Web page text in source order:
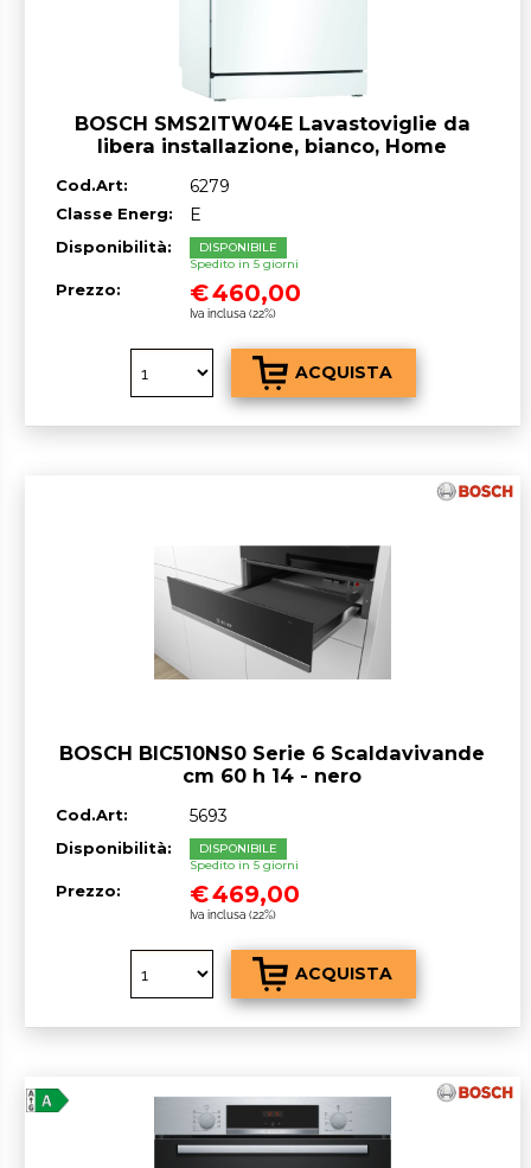
BOSCH SMS2ITW04E Lavastoviglie da
libera installazione, bianco, Home
Cod.Art: 6279
Classe Energ: E
Disponibilità:
DISPONIBILE
Spedito in 5 giorni
Prezzo: €460,00
Iva inclusa (22%)
BOSCH BIC510NS0 Serie 6 Scaldavivande
cm 60 h 14 - nero
Cod.Art: 5693
Disponibilità:
DISPONIBILE
Spedito in 5 giorni
Prezzo: €469,00
Iva inclusa (22%)